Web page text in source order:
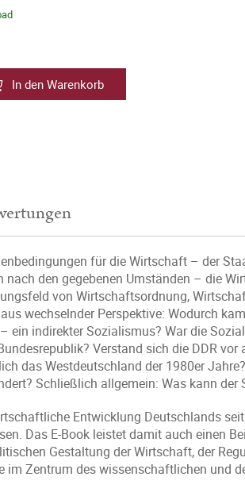
In den Warenkorb
für die Wirtschaft – der
den gegebenen Umständen – die
von Wirtschaftsordnung,
wechselnder Perspektive: Wodurch
ein indirekter Sozialismus? War die
Verstand sich die DDR
das Westdeutschland der 1980er
Schließlich allgemein: Was kann
Entwicklung Deutschlands
Das E-Book leistet damit auch einen
Gestaltung der Wirtschaft, der
im Zentrum des wissenschaftlichen und